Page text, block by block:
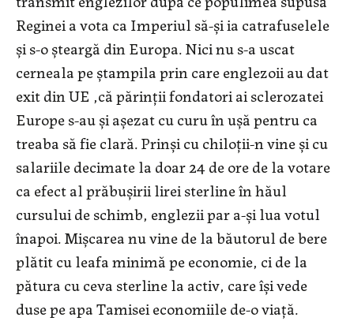
Reginei a vota ca Imperiul să-și ia catrafuselele
și s-o șteargă din Europa. Nici nu s-a uscat
cerneala pe ștampila prin care englezoii au dat
exit din UE ,că părinții fondatori ai sclerozatei
Europe s-au și așezat cu curu în ușă pentru ca
treaba să fie clară. Prinși cu chiloții-n vine și cu
salariile decimate la doar 24 de ore de la votare
ca efect al prăbușirii lirei sterline în hăul
cursului de schimb, englezii par a-și lua votul
înapoi. Mișcarea nu vine de la băutorul de bere
plătit cu leafa minimă pe economie, ci de la
pătura cu ceva sterline la activ, care își vede
duse pe apa Tamisei economiile de-o viață.